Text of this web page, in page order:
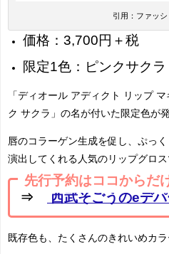
引用：ファッシ
価格：3,700円＋税
限定1色：ピンクサクラ
「ディオール アディクト リップ
ク サクラ」の名が付いた限定色が
唇のコラーゲン生成を促し、ぷっ
演出してくれる人気のリップグロス
先行予約はココからだ
⇒
西武そごうのeデ
既存色も、たくさんのきれいめカ